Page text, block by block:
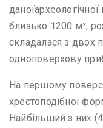
близько 1200 м²,
складалася з двох
одноповерхову
На першому
хрестоподібної
Найбільший з них